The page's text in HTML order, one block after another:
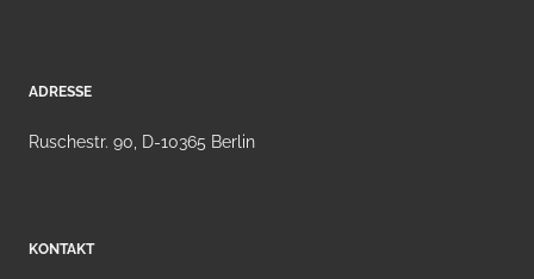
ADRESSE
Ruschestr. 90, D-10365 Berlin
KONTAKT